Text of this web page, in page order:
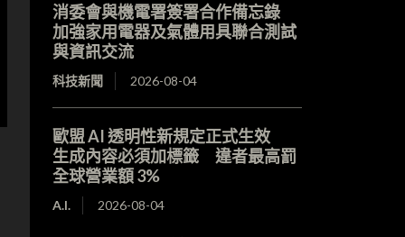
消委會與機電署簽署合作備忘錄
加強家用電器及氣體用具聯合測試
與資訊交流
科技新聞 2026-08-04
歐盟 AI 透明性新規定正式生效
生成內容必須加標籤 違者最高罰
全球營業額 3%
A.I. 2026-08-04